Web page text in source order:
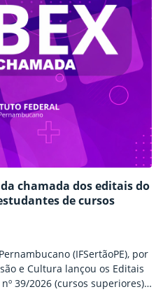
chamada dos editais do
de cursos
(IFSertãoPE), por
e Cultura lançou os Editais
39/2026 (cursos superiores),